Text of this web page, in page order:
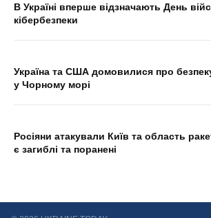
В Україні вперше відзначають День
кібербезпеки
Україна та США домовилися про
у Чорному морі
Росіяни атакували Київ та область
є загиблі та поранені